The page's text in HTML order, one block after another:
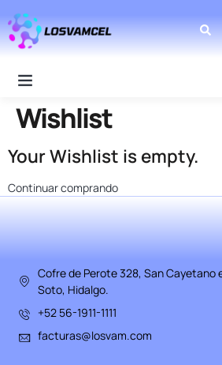
Wishlist
Your Wishlist is empty.
Continuar comprando
Cofre de Perote 328, San Cayetano
Soto, Hidalgo.
+52 56-1911-1111
facturas@losvam.com